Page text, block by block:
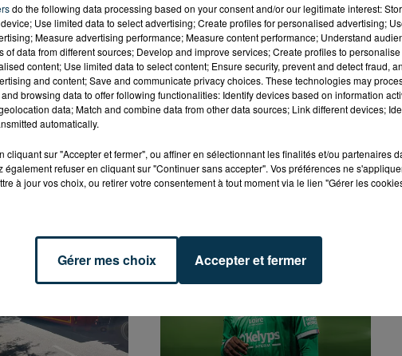
sur trois voies et qu'elle passe sur deux voies.
50
do the following data processing based on your consent and/or our legitimate interest:
Use limited data to select advertising; Create profiles for personalised advertising;
Measure advertising performance; Measure content performance; Understand
of data from different sources; Develop and improve services; Create profiles to
content; Use limited data to select content; Ensure security, prevent and detect fraud,
and content; Save and communicate privacy choices. These technologies may
browsing data to offer following functionalities: Identify devices based on information
data; Match and combine data from other data sources; Link different devices;
automatically.
cliquant sur "Accepter et fermer", ou affiner en sélectionnant les finalités et/ou partenaires
également refuser en cliquant sur "Continuer sans accepter". Vos préférences ne
à jour vos choix, ou retirer votre consentement à tout moment via le lien "Gérer les
Gérer mes choix Accepter et fermer